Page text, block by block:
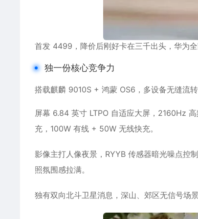
首发 4499，降价后刚好卡在三千出头，华为全
独一份核心竞争力
搭载麒麟 9010S + 鸿蒙 OS6，多设备无缝流
屏幕 6.84 英寸 LTPO 自适应大屏，2160Hz
充，100W 有线 + 50W 无线快充。
影像主打人像夜景，RYYB 传感器暗光噪点控
照氛围感拉满。
独有双向北斗卫星消息，深山、郊区无信号场